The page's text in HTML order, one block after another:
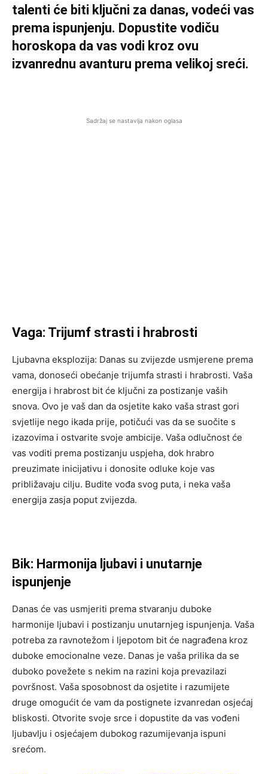
talenti će biti ključni za danas, vodeći vas
prema ispunjenju. Dopustite vodiču
horoskopa da vas vodi kroz ovu
izvanrednu avanturu prema velikoj sreći.
Sadržaj se nastavlja nakon oglasa
Vaga: Trijumf strasti i hrabrosti
Ljubavna eksplozija: Danas su zvijezde usmjerene prema
vama, donoseći obećanje trijumfa strasti i hrabrosti. Vaša
energija i hrabrost bit će ključni za postizanje vaših
snova. Ovo je vaš dan da osjetite kako vaša strast gori
svjetlije nego ikada prije, potičući vas da se suočite s
izazovima i ostvarite svoje ambicije. Vaša odlučnost će
vas voditi prema postizanju uspjeha, dok hrabro
preuzimate inicijativu i donosite odluke koje vas
približavaju cilju. Budite vođa svog puta, i neka vaša
energija zasja poput zvijezda.
Bik: Harmonija ljubavi i unutarnje
ispunjenje
Danas će vas usmjeriti prema stvaranju duboke
harmonije ljubavi i postizanju unutarnjeg ispunjenja. Vaša
potreba za ravnotežom i ljepotom bit će nagrađena kroz
duboke emocionalne veze. Danas je vaša prilika da se
duboko povežete s nekim na razini koja prevazilazi
površnost. Vaša sposobnost da osjetite i razumijete
druge omogućit će vam da postignete izvanredan osjećaj
bliskosti. Otvorite svoje srce i dopustite da vas vođeni
ljubavlju i osjećajem dubokog razumijevanja ispuni
srećom.